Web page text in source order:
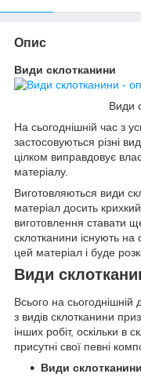
Опис
Види склотканини
Види
На сьогоднішній час з
застосовуються різні
цілком виправдовує
матеріалу.
Виготовляються види
матеріал досить
виготовлення ставати
склотканини існують на
цей матеріал і буде
Види
Всього на сьогоднішній
з видів склотканини
інших робіт, оскільки в
присутні свої певні
Види